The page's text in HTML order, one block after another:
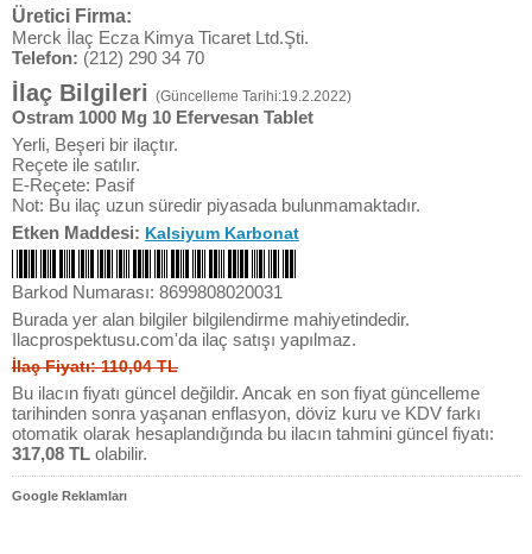
Üretici Firma:
Merck İlaç Ecza Kimya Ticaret Ltd.Şti.
Telefon: (212) 290 34 70
İlaç Bilgileri (Güncelleme Tarihi:19.2.2022)
Ostram 1000 Mg 10 Efervesan Tablet
Yerli, Beşeri bir ilaçtır.
Reçete ile satılır.
E-Reçete: Pasif
Not: Bu ilaç uzun süredir piyasada bulunmamaktadır.
Etken Maddesi: Kalsiyum Karbonat
Barkod Numarası: 8699808020031
Burada yer alan bilgiler bilgilendirme mahiyetindedir.
Ilacprospektusu.com'da ilaç satışı yapılmaz.
İlaç Fiyatı: 110,04 TL
Bu ilacın fiyatı güncel değildir. Ancak en son fiyat güncelleme
tarihinden sonra yaşanan enflasyon, döviz kuru ve KDV farkı
otomatik olarak hesaplandığında bu ilacın tahmini güncel fiyatı:
317,08 TL olabilir.
Google Reklamları